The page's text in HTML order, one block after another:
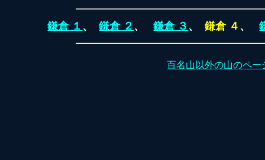
鎌倉 １ 、鎌倉 ２ 、鎌倉 ３ 、鎌倉 ４ 、
百名山以外の山のペー